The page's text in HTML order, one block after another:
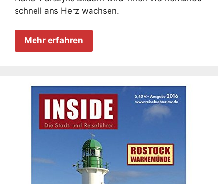
schnell ans Herz wachsen.
Mehr erfahren